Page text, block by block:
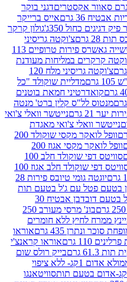
דגני בוקר
אייס ברייקר
350ג'
גולון קרקר
צ'וקטה גריסיני
מארז חמישייה גאשרס פירות טרופיים 113
במליחות מעודנת
צ'וקטה גריסיני מלח 120
מדליית שוקולד "כל
חמאת בוטנים
קלין ברט' מנטה
נייטשר וואלי צ'ואי
צ'ואי מאגדת
וופל לואקר מקסי שוקולד 200
וופל לואקר מקסי אגוז 200
סוויטס דפי שוקולד חלב 100
סוויטס דפי שוקולד חלב אגוז 100
יוגטה גומי טיובס פירות 28
עם ג'ל בטעם תות
לקקן בטעם דובדבן עם ג'ל בטעם דובדבן אבטיח 30
בונ' מרסי מעורב 250
ללא חומרים
אוראו
אוראו קראנצ'י
בייק רולס שום
ממתק ליקריץ אדום ממולא אדום 1קג- ללא ציפוי
סוויטאנגו